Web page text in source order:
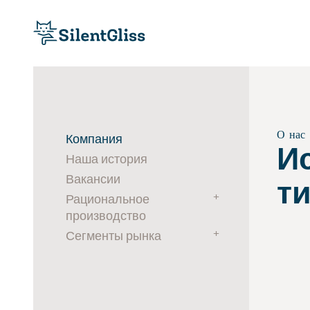
Компания
Наша история
Вакансии
Рациональное
производство
+
Экологически
Сегменты рынка
+
О нас